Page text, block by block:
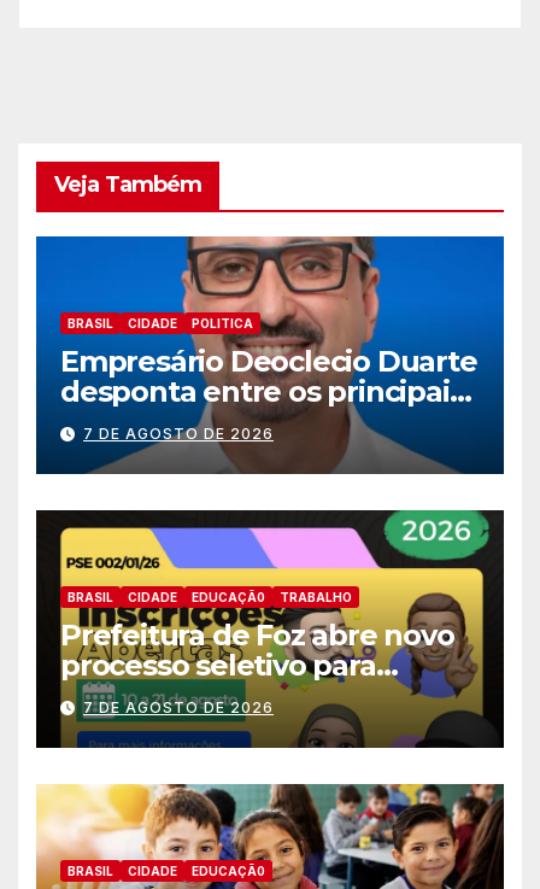
Veja Também
BRASIL CIDADE POLITICA
Empresário Deoclecio Duarte
desponta entre os principais
nomes do União Brasil para
deputado estadual
7 DE AGOSTO DE 2026
BRASIL CIDADE EDUCAÇÃ0 TRABALHO
Prefeitura de Foz abre novo
processo seletivo para
estagiários
7 DE AGOSTO DE 2026
BRASIL CIDADE EDUCAÇÃ0